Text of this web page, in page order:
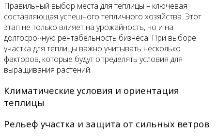
Правильный выбор места для теплицы – ключевая
составляющая успешного тепличного хозяйства. Этот
этап не только влияет на урожайность, но и на
долгосрочную рентабельность бизнеса. При выборе
участка для теплицы важно учитывать несколько
факторов, которые будут определять условия для
выращивания растений.
Климатические условия и ориентация
теплицы
Рельеф участка и защита от сильных ветров